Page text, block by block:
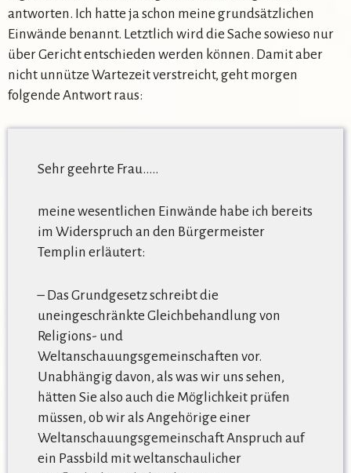
antworten. Ich hatte ja schon meine grundsätzlichen
Einwände benannt. Letztlich wird die Sache sowieso nur
über Gericht entschieden werden können. Damit aber
nicht unnütze Wartezeit verstreicht, geht morgen
folgende Antwort raus:
Sehr geehrte Frau…..
meine wesentlichen Einwände habe ich bereits
im Widerspruch an den Bürgermeister
Templin erläutert:
– Das Grundgesetz schreibt die
uneingeschränkte Gleichbehandlung von
Religions- und
Weltanschauungsgemeinschaften vor.
Unabhängig davon, als was wir uns sehen,
hätten Sie also auch die Möglichkeit prüfen
müssen, ob wir als Angehörige einer
Weltanschauungsgemeinschaft Anspruch auf
ein Passbild mit weltanschaulicher